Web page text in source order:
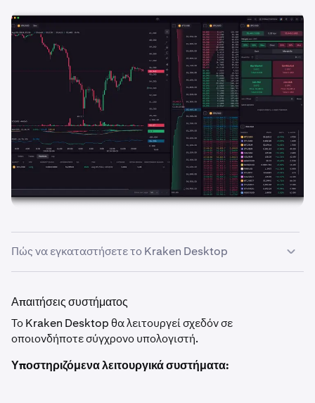
Πώς να εγκαταστήσετε το Kraken Desktop
Για να εγκαταστήσετε το Kraken Desktop,
μετακινηθείτε προς τα κάτω στην ενότητα
Υποστηριζόμενα λειτουργικά συστήματα
και κάντε κλικ στον σύνδεσμο λήψης που είναι
διαθέσιμος για το λειτουργικό σας σύστημα.
Απαιτήσεις συστήματος
Το Kraken Desktop θα λειτουργεί σχεδόν σε
οποιονδήποτε σύγχρονο υπολογιστή.
Υποστηριζόμενα λειτουργικά συστήματα: